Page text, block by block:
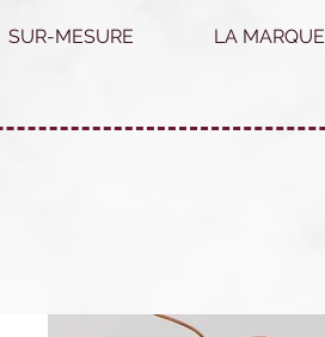
SUR-MESURE LA MARQUE